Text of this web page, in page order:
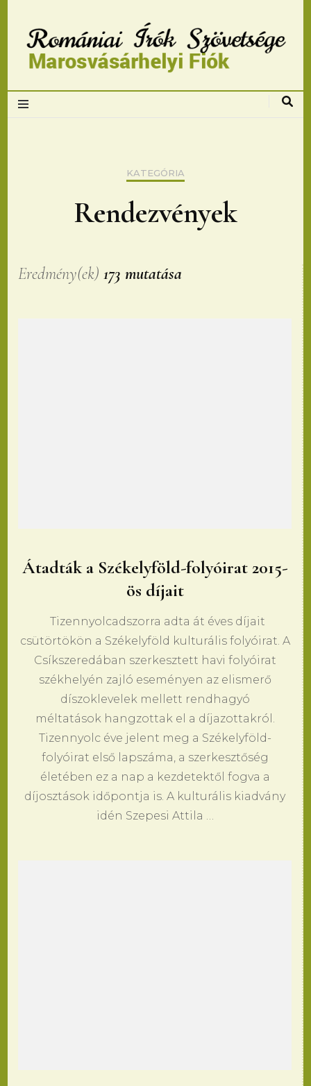
Romániai Írók
Marosvásárhelyi
KATEGÓRIA
Rendezvények
Eredmény(ek)173 mutatása
Átadták a Székelyföld-folyóirat 2015-
ös díjait
Tizennyolcadszorra adta át éves díjait
csütörtökön a Székelyföld kulturális folyóirat. A
Csíkszeredában szerkesztett havi folyóirat
székhelyén zajló eseményen az elismerő
díszoklevelek mellett rendhagyó
méltatások hangzottak el a díjazottakról.
Tizennyolc éve jelent meg a Székelyföld-
folyóirat első lapszáma, a szerkesztőség
életében ez a nap a kezdetektől fogva a
díjosztások időpontja is. A kulturális kiadvány
idén Szepesi Attila …